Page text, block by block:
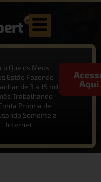
o Que os Meus
Estão Fazendo
de 3 a 15 mil
Trabalhando
Própria de
Somente a
Internet
Aqui